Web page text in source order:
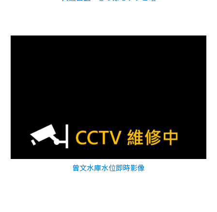
曾文水庫水位即時影像